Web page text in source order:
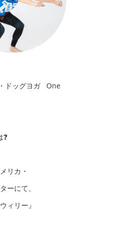
ドッグヨガ One
リカ・
ーにて、
ィリー』